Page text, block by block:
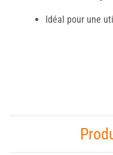
Idéal pour une